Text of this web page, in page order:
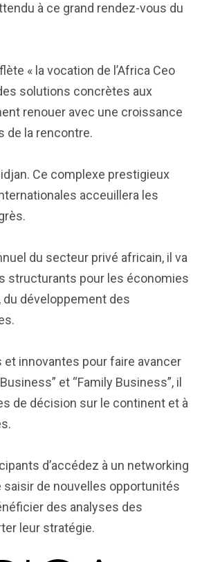
à ce grand rendez-vous du
« la vocation de l’Africa Ceo
solutions concrètes aux
renouer avec une croissance
de la rencontre.
Ce complexe prestigieux
acceuillera les
du secteur privé africain, il va
structurants pour les économies
du développement des
et innovantes pour faire avancer
et “Family Business”, il
de décision sur le continent et à
d’accédez à un networking
de nouvelles opportunités
des analyses des
leur stratégie.
1
Yomadic
2
Zambie
7